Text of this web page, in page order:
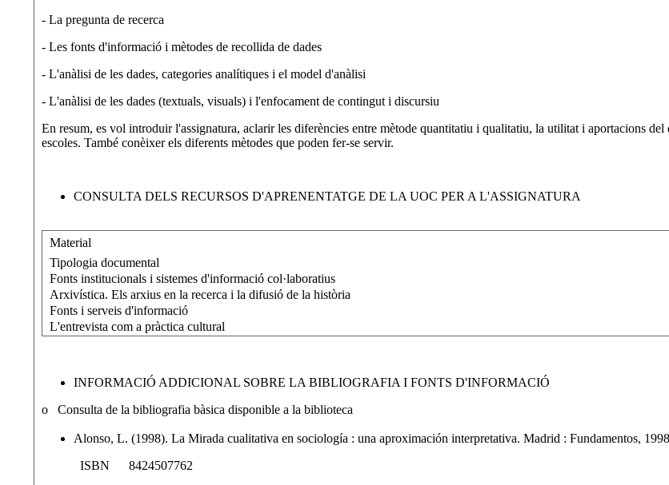
- La pregunta de recerca
- Les fonts d'informació i mètodes de recollida de dades
- L'anàlisi de les dades, categories analítiques i el model d'anàlisi
- L'anàlisi de les dades (textuals, visuals) i l'enfocament de contingut i discursiu
En resum, es vol introduir l'assignatura, aclarir les diferències entre mètode quantitatiu i qualitatiu, la utilitat i aportacions
escoles. També conèixer els diferents mètodes que poden fer-se servir.
CONSULTA DELS RECURSOS D'APRENENTATGE DE LA UOC PER A L'ASSIGNATURA
Material
Tipologia documental
Fonts institucionals i sistemes d'informació col·laboratius
Arxivística. Els arxius en la recerca i la difusió de la història
Fonts i serveis d'informació
L'entrevista com a pràctica cultural
INFORMACIÓ ADDICIONAL SOBRE LA BIBLIOGRAFIA I FONTS D'INFORMACIÓ
o Consulta de la bibliografia bàsica disponible a la biblioteca
Alonso, L. (1998). La Mirada cualitativa en sociología : una aproximación interpretativa. Madrid : Fundamentos,
ISBN 8424507762